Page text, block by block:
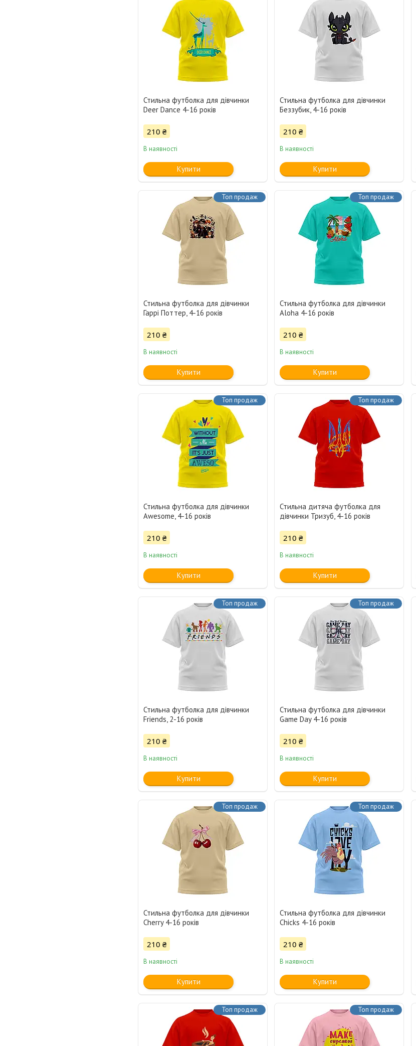
Стильна футболка для дівчинки
Deer Dance 4-16 років
210 ₴
В наявності
Купити
Стильна футболка для дівчинки
Беззубик, 4-16 років
210 ₴
В наявності
Купити
Топ продаж
Стильна футболка для дівчинки
Гаррі Поттер, 4-16 років
210 ₴
В наявності
Купити
Топ продаж
Стильна футболка для дівчинки
Aloha 4-16 років
210 ₴
В наявності
Купити
Топ продаж
Стильна футболка для дівчинки
Awesome, 4-16 років
210 ₴
В наявності
Купити
Топ продаж
Стильна дитяча футболка для
дівчинки Тризуб, 4-16 років
210 ₴
В наявності
Купити
Топ продаж
Стильна футболка для дівчинки
Friends, 2-16 років
210 ₴
В наявності
Купити
Топ продаж
Стильна футболка для дівчинки
Game Day 4-16 років
210 ₴
В наявності
Купити
Топ продаж
Стильна футболка для дівчинки
Cherry 4-16 років
210 ₴
В наявності
Купити
Топ продаж
Стильна футболка для дівчинки
Chicks 4-16 років
210 ₴
В наявності
Купити
Топ продаж Топ продаж